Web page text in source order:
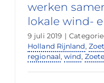
werken
lokale wind-
9 juli 2019 |
Holland Rijnland,
regionaal,wind,